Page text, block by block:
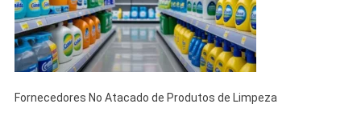
Fornecedores No Atacado de Produtos de Limpeza